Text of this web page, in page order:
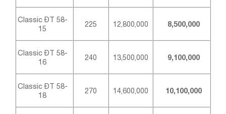
Classic ĐT 58-
15
225 12,800,000 8,500,000
Classic ĐT 58-
16
240 13,500,000 9,100,000
Classic ĐT 58-
18
270 14,600,000 10,100,000